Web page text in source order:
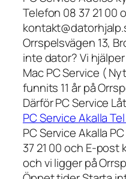
Telefon 08 37 21 00
Orrspelsvägen 13,
inte dator? Vi
Mac PC Service (
funnits 11 år på
Därför PC Service
PC Service Akalla
PC Service Akalla
37 21 00 och E-
och vi ligger på